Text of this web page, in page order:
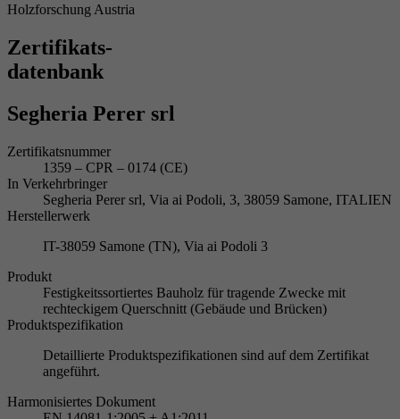
Holzforschung Austria
Zertifikats-
datenbank
Segheria Perer srl
Zertifikatsnummer
1359 – CPR – 0174 (CE)
In Verkehrbringer
Segheria Perer srl, Via ai Podoli, 3, 38059 Samone, ITALIEN
Herstellerwerk
IT-38059 Samone (TN), Via ai Podoli 3
Produkt
Festigkeitssortiertes Bauholz für tragende Zwecke mit
rechteckigem Querschnitt (Gebäude und Brücken)
Produktspezifikation
Detaillierte Produktspezifikationen sind auf dem Zertifikat
angeführt.
Harmonisiertes Dokument